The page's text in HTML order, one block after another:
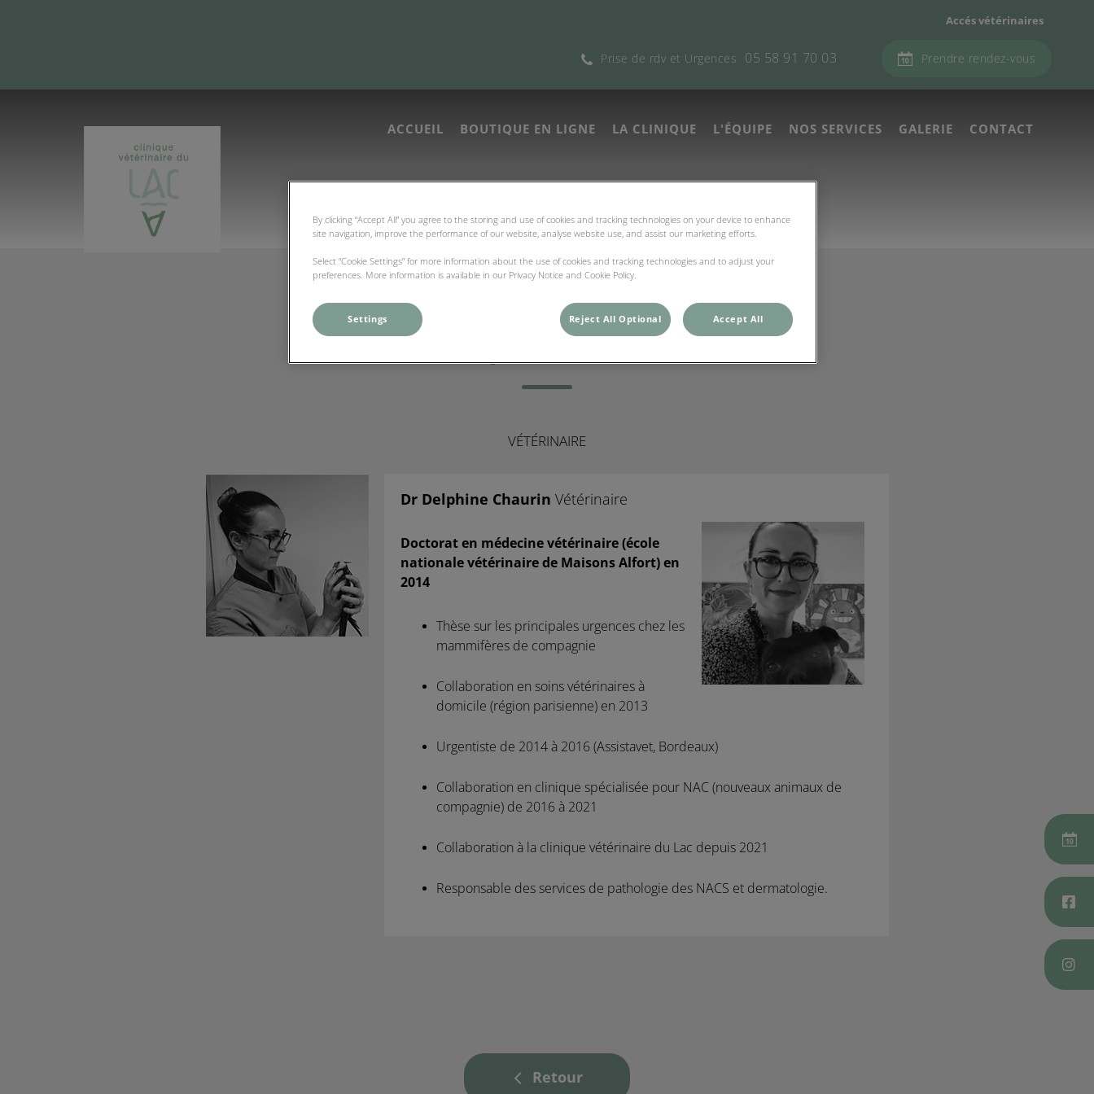
Accés vétérinaires
Prise de rdv et Urgences 05 58 91 70 03 Prendre rendez-vous
Page d'accueil de Clinique Vétérinaire du LAC
ACCUEIL BOUTIQUE EN LIGNE LA CLINIQUE L'ÉQUIPE NOS SERVICES GALERIE CONTACT
Dr Delphine Chaurin
VÉTÉRINAIRE
Dr Delphine Chaurin Vétérinaire
Doctorat en médecine vétérinaire (école
nationale vétérinaire de Maisons Alfort) en
2014
Thèse sur les principales urgences chez les
mammifères de compagnie
Collaboration en soins vétérinaires à
domicile (région parisienne) en 2013
Urgentiste de 2014 à 2016 (Assistavet, Bordeaux)
Collaboration en clinique spécialisée pour NAC (nouveaux animaux de
compagnie) de 2016 à 2021
Collaboration à la clinique vétérinaire du Lac depuis 2021
Responsable des services de pathologie des NACS et dermatologie.
Retour
By clicking “Accept All” you agree to the storing and use of cookies and tracking technologies on your device to enhance
site navigation, improve the performance of our website, analyse website use, and assist our marketing efforts.
Select “Cookie Settings” for more information about the use of cookies and tracking technologies and to adjust your
preferences. More information is available in our Privacy Notice and Cookie Policy.
Settings Reject All Optional Accept All